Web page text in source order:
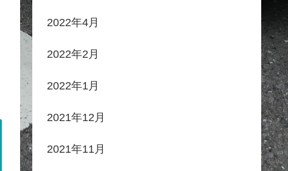
2022年4月
2022年2月
2022年1月
2021年12月
2021年11月